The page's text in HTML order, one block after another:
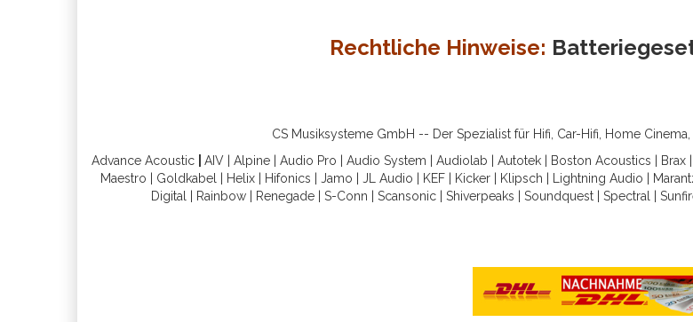
Rechtliche Hinweise:
CS Musiksysteme GmbH -- Der Spezialist für Hifi, Car-Hifi, Home
Advance Acoustic
AIV Alpine Audio Pro Audio System Audiolab Autotek Boston Acoustics Brax
Maestro
Goldkabel Helix| Hifonics Jamo JL Audio KEF| Kicker| Klipsch Lightning Audio
Digital
Rainbow Renegade S-Conn Scansonic Shiverpeaks Soundquest Spectral